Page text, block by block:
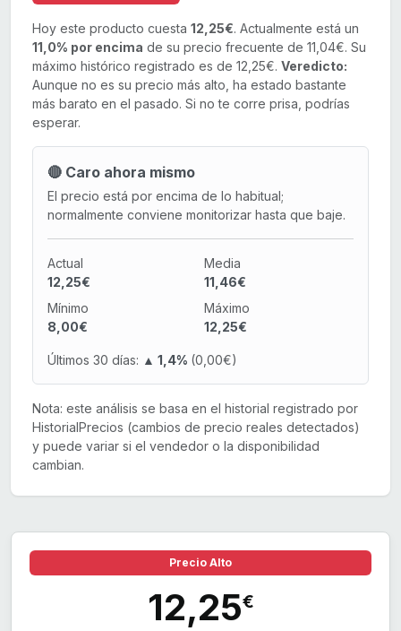
Hoy este producto cuesta 12,25€. Actualmente está un
11,0% por encima de su precio frecuente de 11,04€. Su
máximo histórico registrado es de 12,25€. Veredicto:
Aunque no es su precio más alto, ha estado bastante
más barato en el pasado. Si no te corre prisa, podrías
esperar.
🔴 Caro ahora mismo
El precio está por encima de lo habitual;
normalmente conviene monitorizar hasta que baje.
Actual
12,25€
Media
11,46€
Mínimo
8,00€
Máximo
12,25€
Últimos 30 días: ▲ 1,4% (0,00€)
Nota: este análisis se basa en el historial registrado por
HistorialPrecios (cambios de precio reales detectados)
y puede variar si el vendedor o la disponibilidad
cambian.
Precio Alto
12,25€